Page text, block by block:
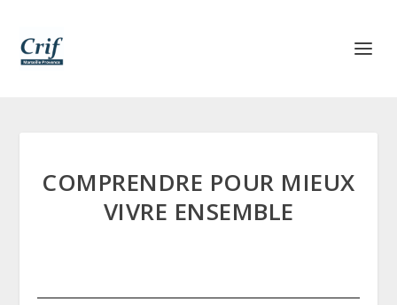
COMPRENDRE POUR MIEUX
VIVRE ENSEMBLE